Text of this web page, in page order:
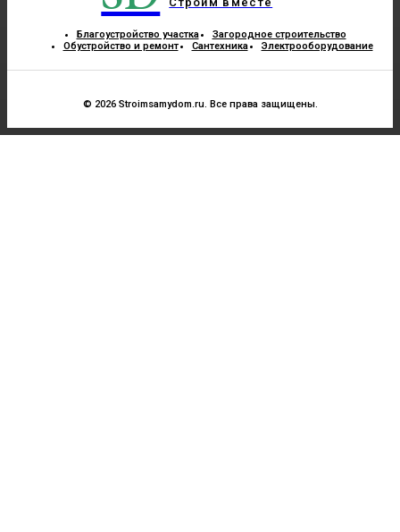
Благоустройство участка
Загородное строительство
Обустройство и ремонт
Сантехника Электрооборудование
© 2026 Stroimsamydom.ru. Все права защищены.